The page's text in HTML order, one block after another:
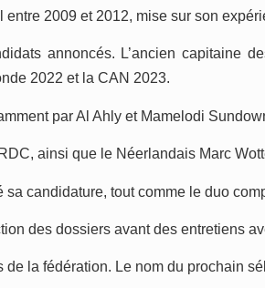
2009 et 2012, mise sur son
annoncés. L’ancien capitaine
2022 et la CAN 2023.
par Al Ahly et Mamelodi
ainsi que le Néerlandais Marc
candidature, tout comme le duo
des dossiers avant des entretiens
la fédération. Le nom du prochain